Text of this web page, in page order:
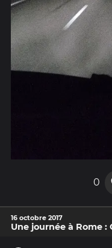
0
16 octobre 2017
Une journée à Rome :